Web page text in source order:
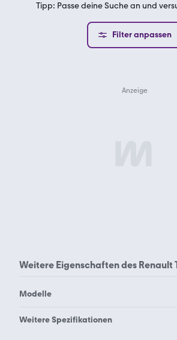
Tipp: Passe deine Suche an und
Filter anpassen
Weitere Eigenschaften des Renault
Modelle
Renault Alaskan
Weitere Spezifikationen